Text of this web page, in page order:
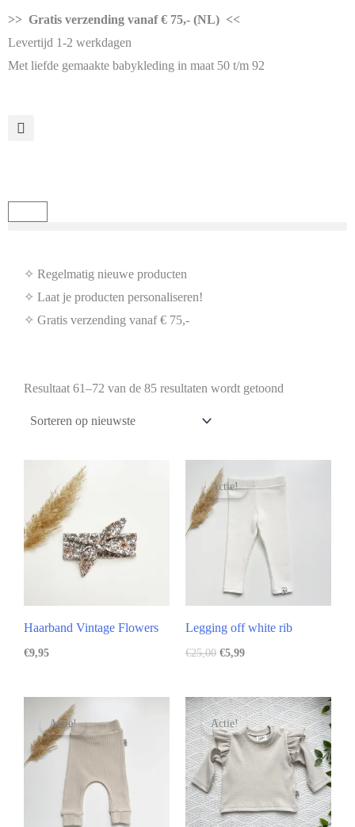
>> Gratis verzending vanaf € 75,- (NL) <<
Levertijd 1-2 werkdagen
Met liefde gemaakte babykleding in maat 50 t/m 92
✧ Regelmatig nieuwe producten
✧ Laat je producten personaliseren!
✧ Gratis verzending vanaf € 75,-
Resultaat 61–72 van de 85 resultaten wordt getoond
Haarband Vintage Flowers
€9,95
Actie!
Legging off white rib
€25,00 €5,99
Actie! Actie!